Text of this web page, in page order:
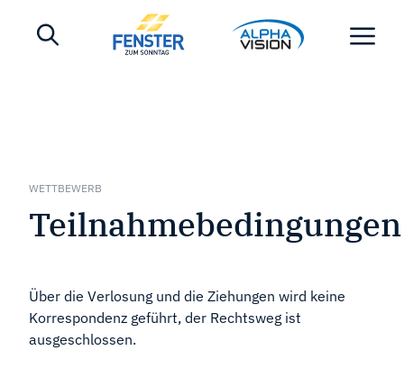
WETTBEWERB
Teilnahmebedingungen
Über die Verlosung und die Ziehungen wird keine
Korrespondenz geführt, der Rechtsweg ist
ausgeschlossen.